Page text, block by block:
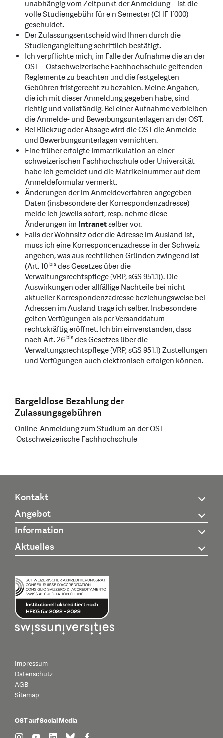
unabhängig vom Zeitpunkt der Anmeldung – ist die
volle Studiengebühr für ein Semester (CHF 1‘000)
geschuldet.
Der Zulassungsentscheid wird Ihnen durch die
Studiengangleitung schriftlich bestätigt.
Ich verpflichte mich, im Falle der Aufnahme die an der
OST – Ostschweizerische Fachhochschule geltenden
Reglemente zu beachten und die festgelegten
Gebühren fristgerecht zu bezahlen. Meine Angaben,
die ich mit dieser Anmeldung gegeben habe, sind
richtig und vollständig. Bei einer Aufnahme verbleiben
die Anmelde- und Bewerbungsunterlagen an der OST.
Bei Rückzug oder Absage wird die OST die Anmelde-
und Bewerbungsunterlagen vernichten.
Eine früher erfolgte Immatrikulation an einer
schweizerischen Fachhochschule oder Universität
habe ich gemeldet und die Matrikelnummer auf dem
Anmeldeformular vermerkt.
Änderungen der im Anmeldeverfahren angegeben
Daten (insbesondere der Korrespondenzadresse)
melde ich jeweils sofort, resp. nehme diese
Änderungen im Intranetselber vor.
Falls der Wohnsitz oder die Adresse im Ausland ist,
muss ich eine Korrespondenzadresse in der Schweiz
angeben, was aus rechtlichen Gründen zwingend ist
(Art. 10 bis des Gesetzes über die
Verwaltungsrechtspflege (VRP, sGS 951.1)). Die
Auswirkungen oder allfällige Nachteile bei nicht
aktueller Korrespondenzadresse beziehungsweise bei
Adressen im Ausland trage ich selber. Insbesondere
gelten Verfügungen als per Versanddatum
rechtskräftig eröffnet. Ich bin einverstanden, dass
nach Art. 26 bis des Gesetzes über die
Verwaltungsrechtspflege (VRP, sGS 951.1) Zustellungen
und Verfügungen auch elektronisch erfolgen können.
Bargeldlose Bezahlung der
Zulassungsgebühren
Online-Anmeldung zum Studium an der OST –
Ostschweizerische Fachhochschule
Kontakt
Angebot
Information
Aktuelles
Impressum
Datenschutz
AGB
Sitemap
OST auf Social Media